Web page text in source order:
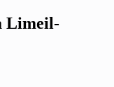
Limeil-